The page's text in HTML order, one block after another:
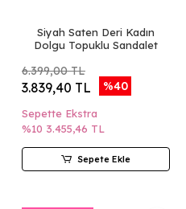
Siyah Saten Deri Kadın
Dolgu Topuklu Sandalet
6.399,00 TL
3.839,40 TL %40
Sepette Ekstra
%10 3.455,46 TL
Sepete Ekle